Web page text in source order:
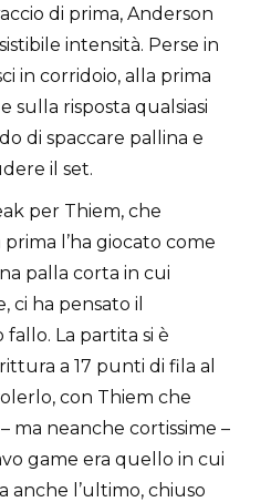
di prima, Anderson
intensità. Perse in
in corridoio, alla prima
sulla risposta qualsiasi
di spaccare pallina e
il set.
per Thiem, che
l’ha giocato come
palla corta in cui
ha pensato il
La partita si è
a 17 punti di fila al
con Thiem che
ma neanche cortissime –
game era quello in cui
anche l’ultimo, chiuso